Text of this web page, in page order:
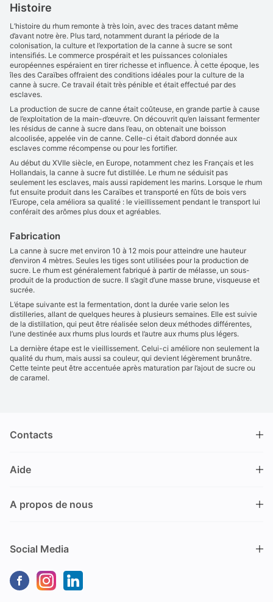
Histoire
L’histoire du rhum remonte à très loin, avec des traces datant même
d’avant notre ère. Plus tard, notamment durant la période de la
colonisation, la culture et l’exportation de la canne à sucre se sont
intensifiés. Le commerce prospérait et les puissances coloniales
européennes espéraient en tirer richesse et influence. À cette époque, les
îles des Caraïbes offraient des conditions idéales pour la culture de la
canne à sucre. Ce travail était très pénible et était effectué par des
esclaves.
La production de sucre de canne était coûteuse, en grande partie à cause
de l’exploitation de la main-d’œuvre. On découvrit qu’en laissant fermenter
les résidus de canne à sucre dans l’eau, on obtenait une boisson
alcoolisée, appelée vin de canne. Celle-ci était d’abord donnée aux
esclaves comme récompense ou pour les fortifier.
Au début du XVIIe siècle, en Europe, notamment chez les Français et les
Hollandais, la canne à sucre fut distillée. Le rhum ne séduisit pas
seulement les esclaves, mais aussi rapidement les marins. Lorsque le rhum
fut ensuite produit dans les Caraïbes et transporté en fûts de bois vers
l’Europe, cela améliora sa qualité : le vieillissement pendant le transport lui
conférait des arômes plus doux et agréables.
Fabrication
La canne à sucre met environ 10 à 12 mois pour atteindre une hauteur
d’environ 4 mètres. Seules les tiges sont utilisées pour la production de
sucre. Le rhum est généralement fabriqué à partir de mélasse, un sous-
produit de la production de sucre. Il s’agit d’une masse brune, visqueuse et
sucrée.
L’étape suivante est la fermentation, dont la durée varie selon les
distilleries, allant de quelques heures à plusieurs semaines. Elle est suivie
de la distillation, qui peut être réalisée selon deux méthodes différentes,
l’une destinée aux rhums plus lourds et l’autre aux rhums plus légers.
La dernière étape est le vieillissement. Celui-ci améliore non seulement la
qualité du rhum, mais aussi sa couleur, qui devient légèrement brunâtre.
Cette teinte peut être accentuée après maturation par l’ajout de sucre ou
de caramel.
Contacts
Nüschelerstrasse 35
Suisse
info@drinks.ch
9.00 – 12.00 et de 13.30 – 17.00
Aide
Processus de commande
Livraison & Pick-up
Options de Payement
Dommages dus au transport
A propos de nous
A propos de nous
Durabilité
Social Media